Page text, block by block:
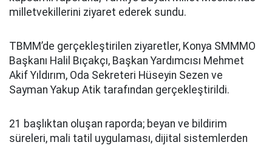
milletvekillerini ziyaret ederek sundu.
TBMM’de gerçekleştirilen ziyaretler, Konya SMMMO
Başkanı Halil Bıçakçı, Başkan Yardımcısı Mehmet
Akif Yıldırım, Oda Sekreteri Hüseyin Sezen ve
Sayman Yakup Atik tarafından gerçekleştirildi.
21 başlıktan oluşan raporda; beyan ve bildirim
süreleri, mali tatil uygulaması, dijital sistemlerden